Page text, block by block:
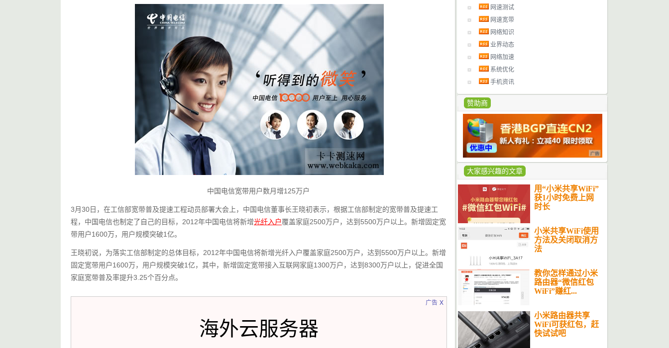
网速测试
网速宽带
网络知识
业界动态
网络加速
系统优化
手机资讯
赞助商
大家感兴趣的文章
用“小米共享WiFi”
获1小时免费上网
时长
小米共享WiFi使用
方法及关闭取消方
法
教你怎样通过小米
路由器“微信红包
WiFi”赚红...
小米路由器共享
WiFi可获红包，赶
快试试吧
中国电信宽带用户数月增125万户
3月30日，在工信部宽带普及提速工程动员部署大会上，中国电信董事长王晓初表示，根据工信部制定的宽带普及提速工
程，中国电信也制定了自己的目标，2012年中国电信将新增光纤入户覆盖家庭2500万户，达到5500万户以上。新增固定宽
带用户1600万，用户规模突破1亿。
王晓初说，为落实工信部制定的总体目标，2012年中国电信将新增光纤入户覆盖家庭2500万户，达到5500万户以上。新增
固定宽带用户1600万，用户规模突破1亿，其中，新增固定宽带接入互联网家庭1300万户，达到8300万户以上，促进全国
家庭宽带普及率提升3.25个百分点。
广告
海外云服务器
x